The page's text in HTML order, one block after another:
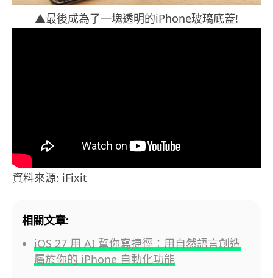
▲最後成為了一塊透明的iPhone玻璃底蓋!
資料來源: iFixit
相關文章:
iOS 27 用 AI 幫你寫捷徑：用自然語言創造
屬於你的 iPhone 自動化功能